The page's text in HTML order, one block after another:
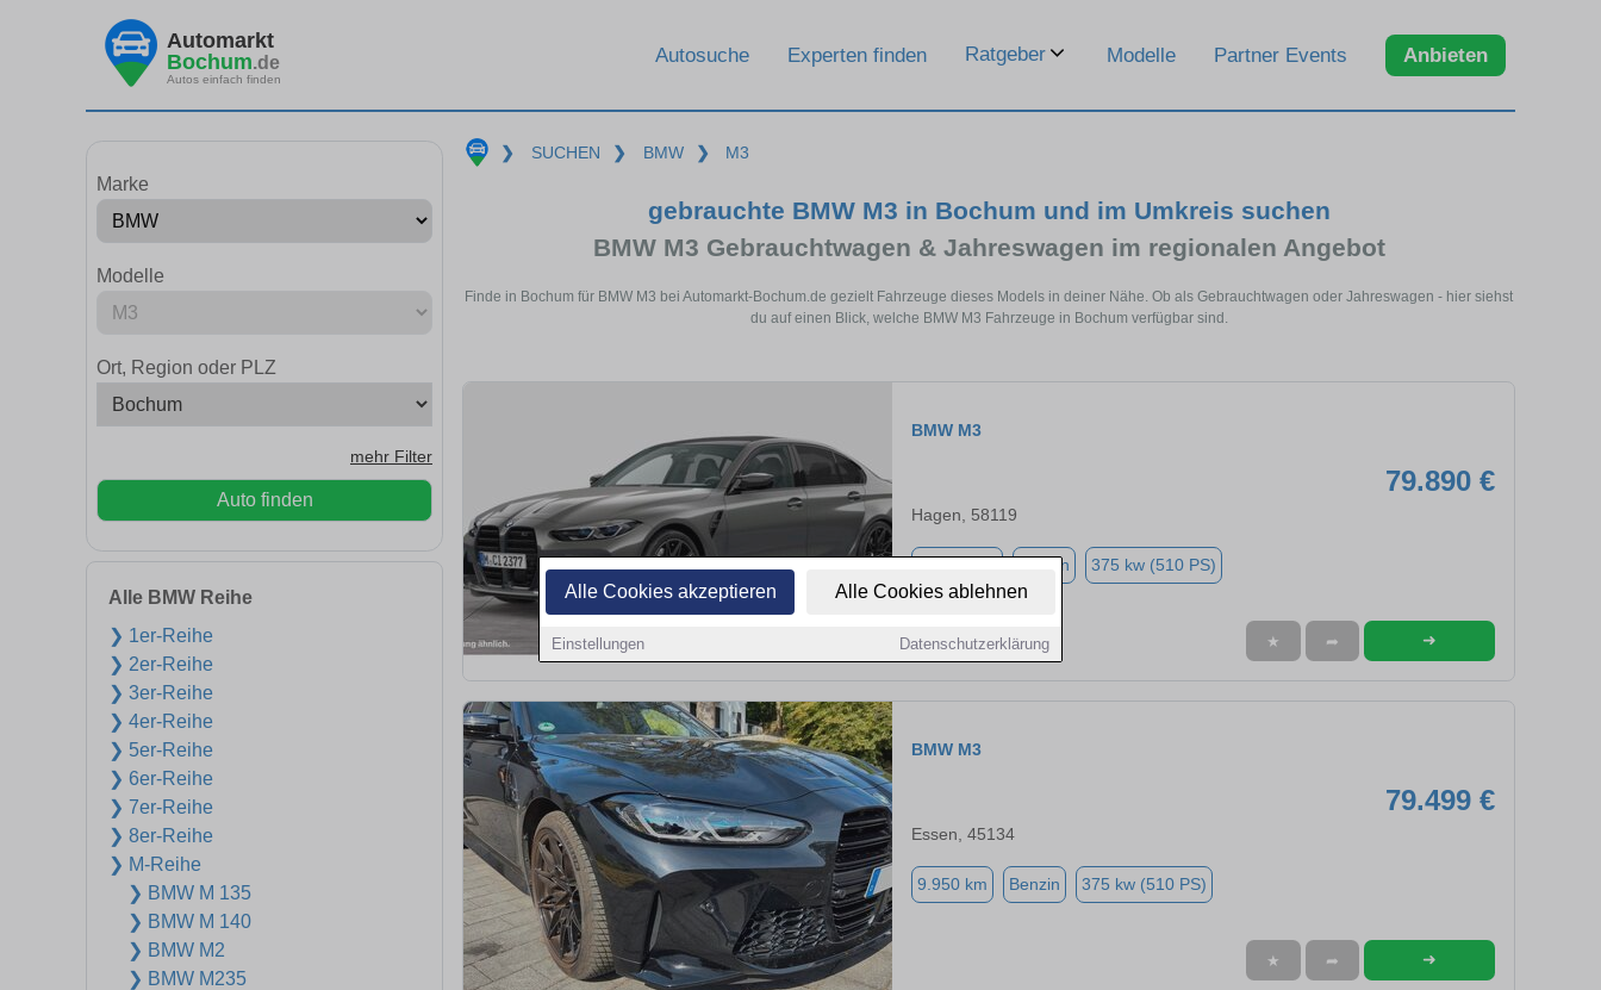
Alle Cookies akzeptieren Alle Cookies ablehnen
Einstellungen Datenschutzerklärung
Automarkt
Bochum.de
Autos einfach finden
Autosuche Experten finden Ratgeber Modelle Partner Events Anbieten
Marke
Modelle
Ort, Region oder PLZ
mehr Filter
Auto finden
Alle BMW Reihe
❯ 1er-Reihe
❯ 2er-Reihe
❯ 3er-Reihe
❯ 4er-Reihe
❯ 5er-Reihe
❯ 6er-Reihe
❯ 7er-Reihe
❯ 8er-Reihe
❯ M-Reihe
❯ BMW M 135
❯ BMW M 140
❯ BMW M2
❯ BMW M235
❯ SUCHEN ❯ BMW ❯ M3
gebrauchte BMW M3 in Bochum und im Umkreis suchen
BMW M3 Gebrauchtwagen & Jahreswagen im regionalen Angebot
Finde in Bochum für BMW M3 bei Automarkt-Bochum.de gezielt Fahrzeuge dieses Models in deiner Nähe. Ob als Gebrauchtwagen oder Jahreswagen - hier siehst
du auf einen Blick, welche BMW M3 Fahrzeuge in Bochum verfügbar sind.
BMW M3
79.890 €
Hagen, 58119
Benzin 375 kw (510 PS)
★ ➦ ➜
BMW M3
79.499 €
Essen, 45134
9.950 km Benzin 375 kw (510 PS)
★ ➦ ➜